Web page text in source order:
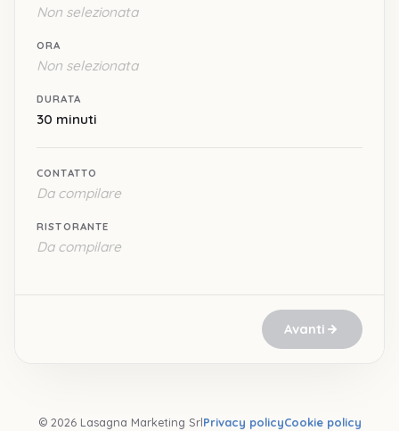
Non selezionata
ORA
Non selezionata
DURATA
30 minuti
CONTATTO
Da compilare
RISTORANTE
Da compilare
Avanti
© 2026 Lasagna Marketing SrlPrivacy policyCookie policy